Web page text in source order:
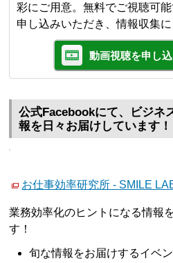
彩にご用意。無料でご視聴可
申し込みいただき、情報収集に
動画視聴を申し
公式Facebookにて、ビジネ
報を日々お届けしています！
お仕事効率研究所 - SMILE
業務効率化のヒントになる情報
す！
旬な情報をお届けするイベ